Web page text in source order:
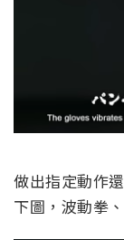
做出指定動作
下圖，波動拳